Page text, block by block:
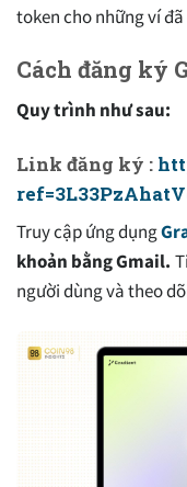
token cho những ví
Cách đăng ký
Quy trình như sau:
Link đăng ký :
Truy cập ứng dụng
khoản bằng Gmail.
người dùng và theo